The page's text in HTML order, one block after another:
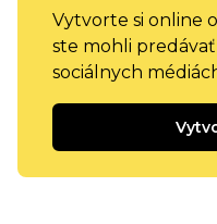
Vytvorte si online
ste mohli
sociálnych